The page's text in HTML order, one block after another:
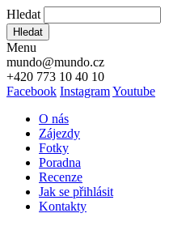
Hledat
Hledat
Menu
mundo@mundo.cz
+420 773 10 40 10
Facebook InstagramYoutube
O nás
Zájezdy
Fotky
Poradna
Recenze
Jak se přihlásit
Kontakty